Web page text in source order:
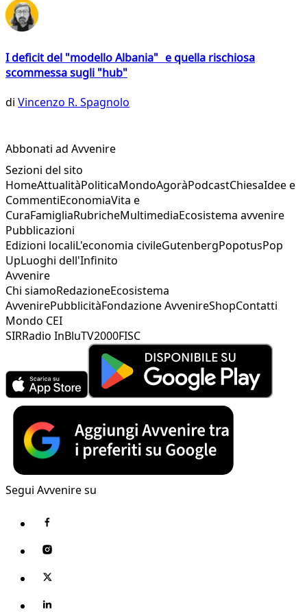
I deficit del "modello Albania" e quella rischiosa
scommessa sugli "hub"
di Vincenzo R. Spagnolo
Abbonati ad Avvenire
Sezioni del sito
HomeAttualitàPoliticaMondoAgoràPodcastChiesaIdee e
CommentiEconomiaVita e
CuraFamigliaRubricheMultimediaEcosistema avvenire
Pubblicazioni
Edizioni localiL'economia civileGutenbergPopotusPop
UpLuoghi dell'Infinito
Avvenire
Chi siamoRedazioneEcosistema
AvvenirePubblicitàFondazione AvvenireShopContatti
Mondo CEI
SIRRadio InBluTV2000FISC
Segui Avvenire su